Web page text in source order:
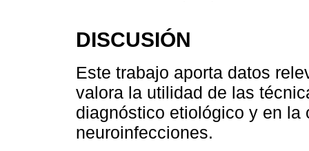
DISCUSIÓN
Este trabajo aporta datos
valora la utilidad de las
diagnóstico etiológico y en
neuroinfecciones.